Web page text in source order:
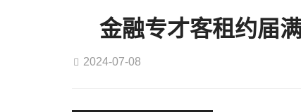
金融专才客租约届
2024-07-08